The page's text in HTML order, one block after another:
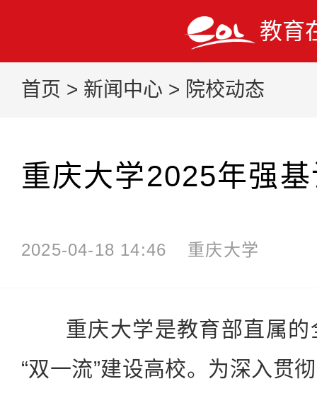
教育
首页 > 新闻中心 > 院校动态
重庆大学2025年强
2025-04-18 14:46 重庆大学
重庆大学是教育部直属的
“双一流”建设高校。为深入贯